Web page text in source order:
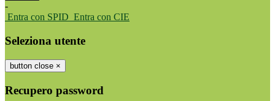
-
Entra con SPID Entra con CIE
Seleziona utente
button close ×
Recupero password